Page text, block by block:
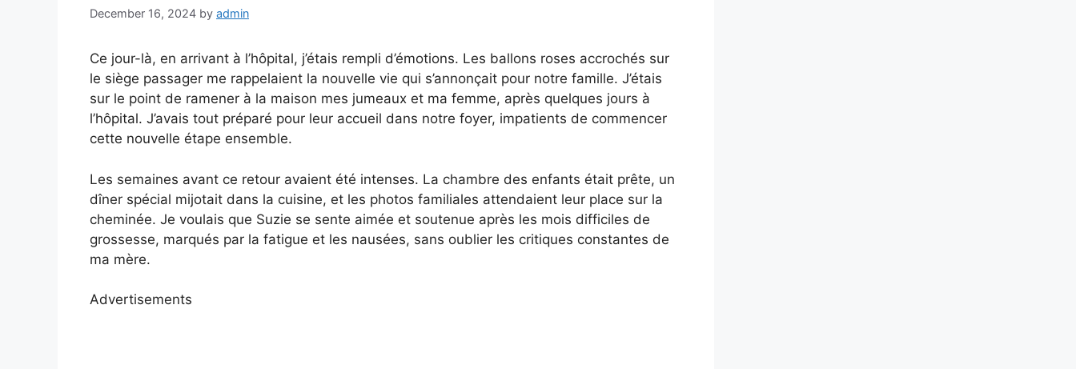
December 16, 2024 by admin
Ce jour-là, en arrivant à l’hôpital, j’étais rempli d’émotions. Les ballons roses accrochés sur
le siège passager me rappelaient la nouvelle vie qui s’annonçait pour notre famille. J’étais
sur le point de ramener à la maison mes jumeaux et ma femme, après quelques jours à
l’hôpital. J’avais tout préparé pour leur accueil dans notre foyer, impatients de commencer
cette nouvelle étape ensemble.
Les semaines avant ce retour avaient été intenses. La chambre des enfants était prête, un
dîner spécial mijotait dans la cuisine, et les photos familiales attendaient leur place sur la
cheminée. Je voulais que Suzie se sente aimée et soutenue après les mois difficiles de
grossesse, marqués par la fatigue et les nausées, sans oublier les critiques constantes de
ma mère.
Advertisements